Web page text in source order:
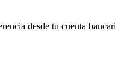
desde tu cuenta